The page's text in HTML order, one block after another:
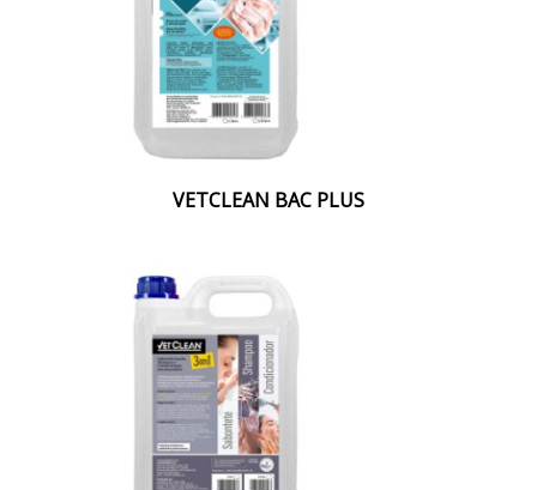
VETCLEAN BAC PLUS